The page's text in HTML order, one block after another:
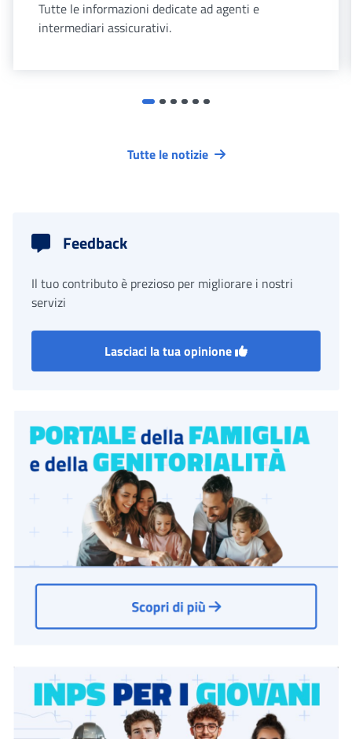
Tutte le informazioni dedicate ad agenti e
intermediari assicurativi.
Tutte le notizie
Feedback
Il tuo contributo è prezioso per migliorare i nostri
servizi
Lasciaci la tua opinione